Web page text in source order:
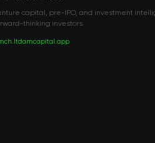
capital, pre-IPO, and investment
thinking investors.
amcapital.app